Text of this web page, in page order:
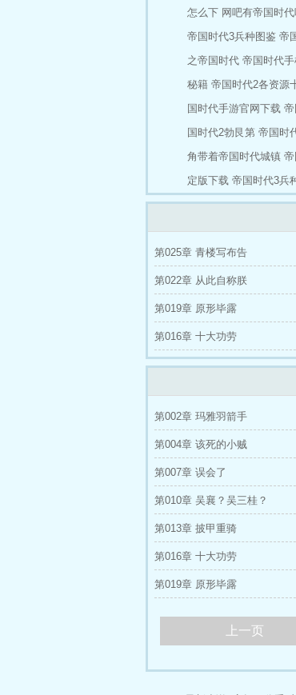
怎么下 网吧有帝国时
帝国时代3兵种图鉴 帝
之帝国时代 帝国时代
秘籍 帝国时代2各资源
国时代手游官网下载
国时代2勃艮第 帝国时
角带着帝国时代城镇
定版下载 帝国时代3兵
第025章 青楼写布告
第022章 从此自称朕
第019章 原形毕露
第016章 十大功劳
第002章 玛雅羽箭手
第004章 该死的小贼
第007章 误会了
第010章 吴襄？吴三桂？
第013章 披甲重骑
第016章 十大功劳
第019章 原形毕露
上一页